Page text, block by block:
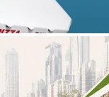
«Центральный
18,8 кв.